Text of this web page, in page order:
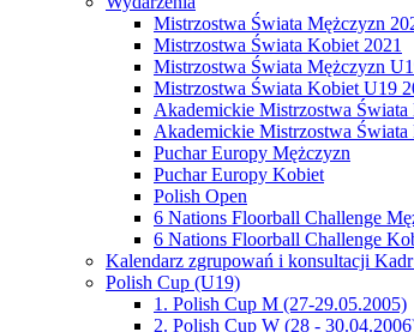
Mistrzostwa Świata Mężczyzn
Mistrzostwa Świata Kobiet 2021
Mistrzostwa Świata Mężczyzn
Mistrzostwa Świata Kobiet U19
Akademickie Mistrzostwa Świata
Akademickie Mistrzostwa
Puchar Europy Mężczyzn
Puchar Europy Kobiet
Polish Open
6 Nations Floorball Challenge
6 Nations Floorball Challenge
Kalendarz zgrupowań i konsultacji
Polish Cup (U19)
1. Polish Cup M (27-29.05.2005)
2. Polish Cup W (28 -